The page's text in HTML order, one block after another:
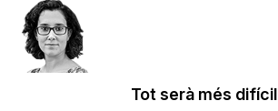
Tot serà més difícil